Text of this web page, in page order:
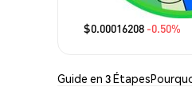
$0.00016208 -0.50%
Guide en 3 Étapes